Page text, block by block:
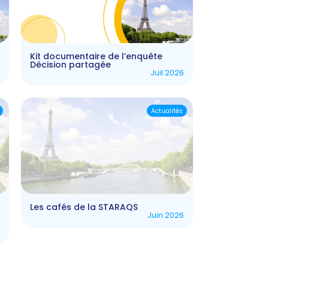
Kit documentaire de l’enquête
Décision partagée
Juil 2026
Les cafés de la STARAQS
Juin 2026
Actualités